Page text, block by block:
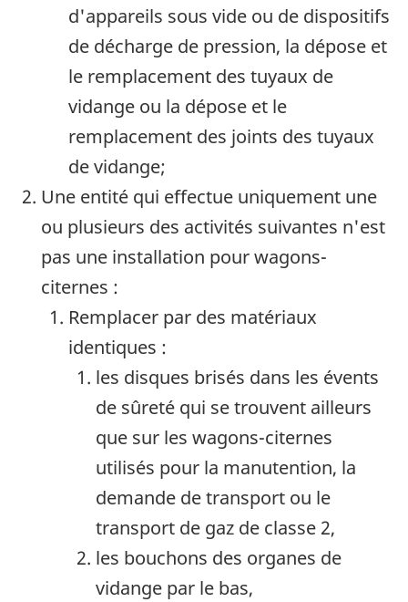
d'appareils sous vide ou de dispositifs
de décharge de pression, la dépose et
le remplacement des tuyaux de
vidange ou la dépose et le
remplacement des joints des tuyaux
de vidange;
Une entité qui effectue uniquement une
ou plusieurs des activités suivantes n'est
pas une installation pour wagons-
citernes :
Remplacer par des matériaux
identiques :
les disques brisés dans les évents
de sûreté qui se trouvent ailleurs
que sur les wagons-citernes
utilisés pour la manutention, la
demande de transport ou le
transport de gaz de classe 2,
les bouchons des organes de
vidange par le bas,